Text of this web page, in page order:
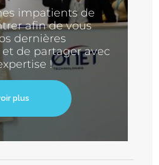
impatients de
afin de vous
dernières
de partager avec
!
plus